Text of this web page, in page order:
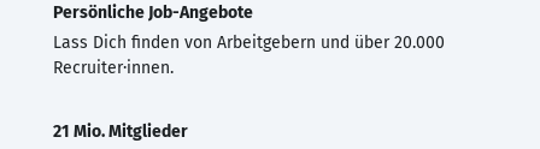
Persönliche Job-Angebote
Lass Dich finden von Arbeitgebern und über 20.000
Recruiter·innen.
21 Mio. Mitglieder